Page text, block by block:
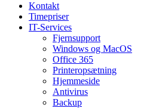
Kontakt
Timepriser
IT-Services
Fjernsupport
Windows og MacOS
Office 365
Printeropsætning
Hjemmeside
Antivirus
Backup